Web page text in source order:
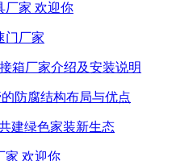
厂家 欢迎你
门厂家
箱厂家介绍及安装说明
防腐结构布局与优点
建绿色家装新生态
家 欢迎你